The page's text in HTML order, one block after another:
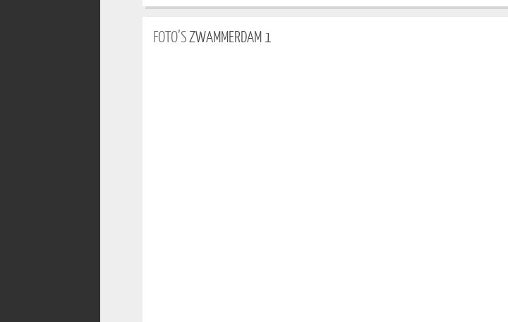
FOTO’SZWAMMERDAM 1